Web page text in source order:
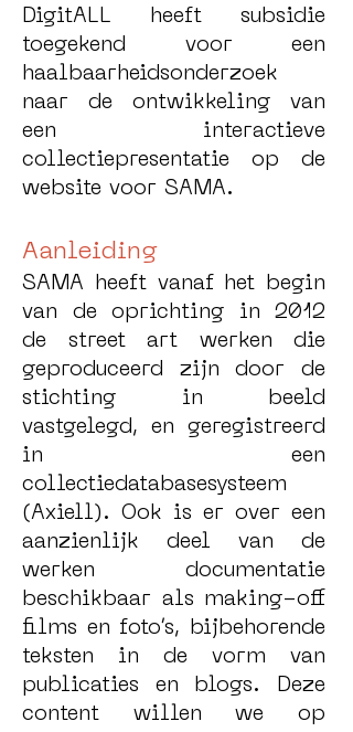
DigitALL heeft subsidie
toegekend voor een
haalbaarheidsonderzoek
naar de ontwikkeling van
een interactieve
collectiepresentatie op de
website voor SAMA.
Aanleiding
SAMA heeft vanaf het begin
van de oprichting in 2012
de street art werken die
geproduceerd zijn door de
stichting in beeld
vastgelegd, en geregistreerd
in een
collectiedatabasesysteem
(Axiell). Ook is er over een
aanzienlijk deel van de
werken documentatie
beschikbaar als making-off
films en foto’s, bijbehorende
teksten in de vorm van
publicaties en blogs. Deze
content willen we op